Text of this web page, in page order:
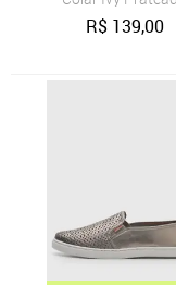
R$ 139,00